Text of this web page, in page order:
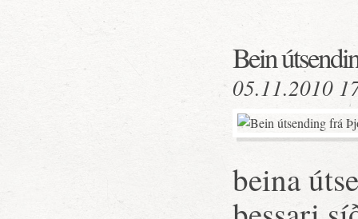
Bein
05.11.2010
beina